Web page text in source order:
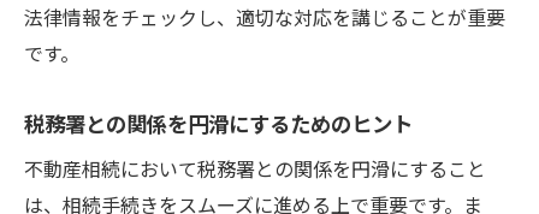
法律情報をチェックし、適切な対応を講じることが重要
です。
税務署との関係を円滑にするためのヒント
不動産相続において税務署との関係を円滑にすること
は、相続手続きをスムーズに進める上で重要です。ま